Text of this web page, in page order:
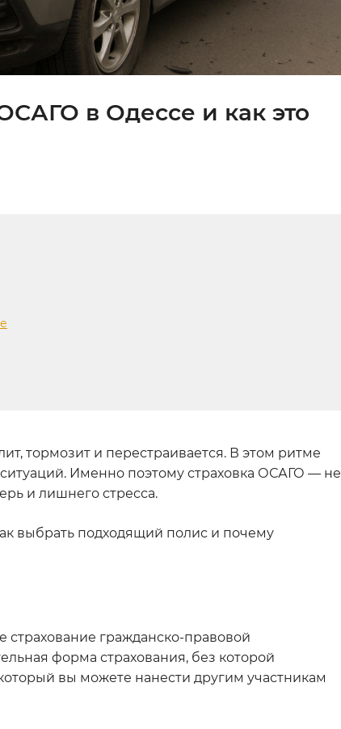
в Одессе и как это
тормозит и перестраивается. В этом ритме
Именно поэтому страховка ОСАГО — не
и лишнего стресса.
выбрать подходящий полис и почему
страхование гражданско-правовой
форма страхования, без которой
вы можете нанести другим участникам